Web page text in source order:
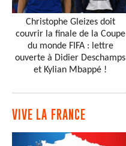
Christophe Gleizes doit
couvrir la finale de la Coupe
du monde FIFA : lettre
ouverte à Didier Deschamps
et Kylian Mbappé !
VIVE LA FRANCE